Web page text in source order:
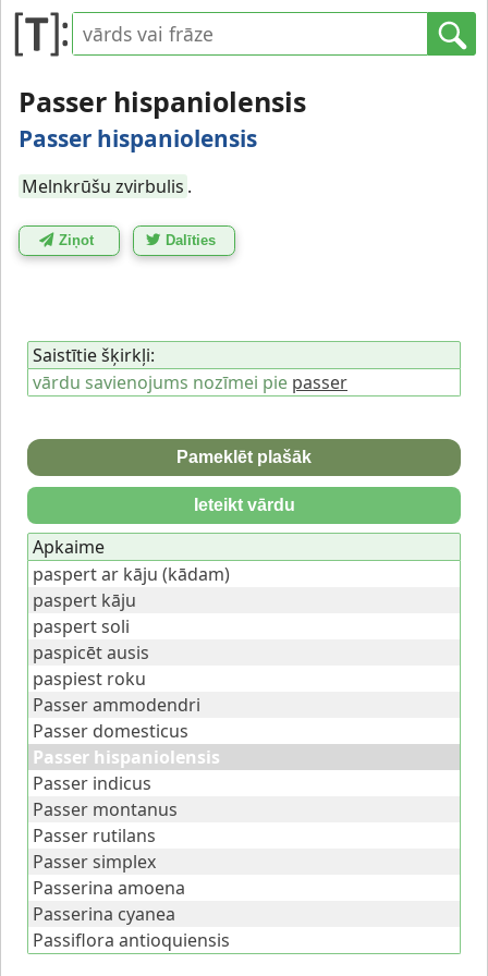
Passer hispaniolensis
Passer hispaniolensis
Melnkrūšu zvirbulis .
Ziņot Dalīties
Saistītie šķirkļi:
vārdu savienojums nozīmei pie passer
Pameklēt plašāk
Ieteikt vārdu
Apkaime
paspert ar kāju (kādam)
paspert kāju
paspert soli
paspicēt ausis
paspiest roku
Passer ammodendri
Passer domesticus
Passer hispaniolensis
Passer indicus
Passer montanus
Passer rutilans
Passer simplex
Passerina amoena
Passerina cyanea
Passiflora antioquiensis